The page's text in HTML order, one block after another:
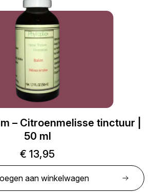
– Citroenmelisse tinctuur |
50 ml
€ 13,95
aan winkelwagen